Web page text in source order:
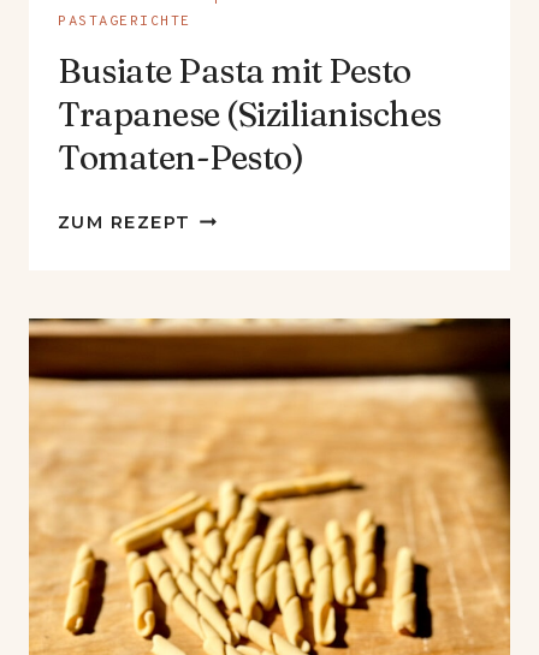
PASTAGERICHTE
Busiate Pasta mit Pesto
Trapanese (Sizilianisches
Tomaten-Pesto)
ZUM REZEPT BUSIATE
TRAPANESE
(SIZILIANISCHES
TOMATEN-
PESTO)